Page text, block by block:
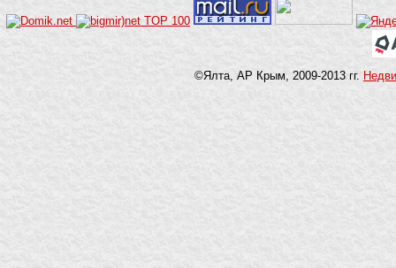
©Ялта, АР Крым, 2009-2013 гг.